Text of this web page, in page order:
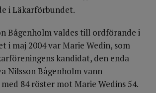
i Läkarförbundet.
Bågenholm valdes till ordförande i
i maj 2004 var Marie Wedin, som
kandidat, den enda
Nilsson Bågenholm vann
84 röster mot Marie Wedins 54.